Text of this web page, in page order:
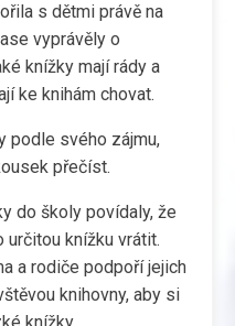
s dětmi právě na
vyprávěly o
knížky mají rády a
ke knihám chovat.
podle svého zájmu,
přečíst.
do školy povídaly, že
určitou knížku vrátit.
a rodiče podpoří jejich
knihovny, aby si